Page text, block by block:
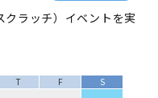
ラッチ）イベントを実
T F
S